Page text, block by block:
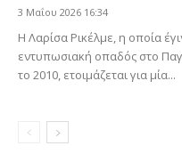
3 Μαΐου 2026 16:34
Η Λαρίσα Ρικέλμε, η οποία
εντυπωσιακή οπαδός στο
το 2010, ετοιμάζεται για μία...